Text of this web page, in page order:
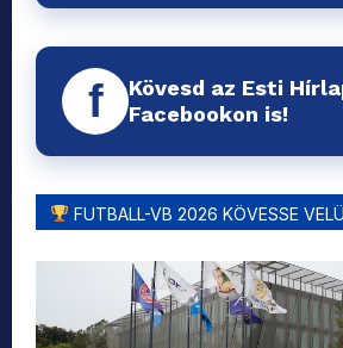
f
Kövesd az Esti
Facebookon is!
FUTBALL-VB 2026 KÖVESSE